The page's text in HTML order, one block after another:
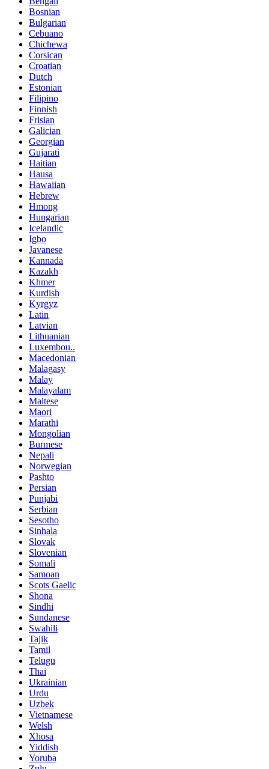
Bosnian
Bulgarian
Cebuano
Chichewa
Corsican
Croatian
Dutch
Estonian
Filipino
Finnish
Frisian
Galician
Georgian
Gujarati
Haitian
Hausa
Hawaiian
Hebrew
Hmong
Hungarian
Icelandic
Igbo
Javanese
Kannada
Kazakh
Khmer
Kurdish
Kyrgyz
Latin
Latvian
Lithuanian
Luxembou..
Macedonian
Malagasy
Malay
Malayalam
Maltese
Maori
Marathi
Mongolian
Burmese
Nepali
Norwegian
Pashto
Persian
Punjabi
Serbian
Sesotho
Sinhala
Slovak
Slovenian
Somali
Samoan
Scots Gaelic
Shona
Sindhi
Sundanese
Swahili
Tajik
Tamil
Telugu
Thai
Ukrainian
Urdu
Uzbek
Vietnamese
Welsh
Xhosa
Yiddish
Yoruba